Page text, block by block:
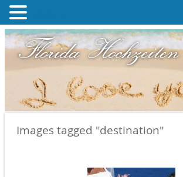
Florida Hochzeiten
Images tagged "destination"